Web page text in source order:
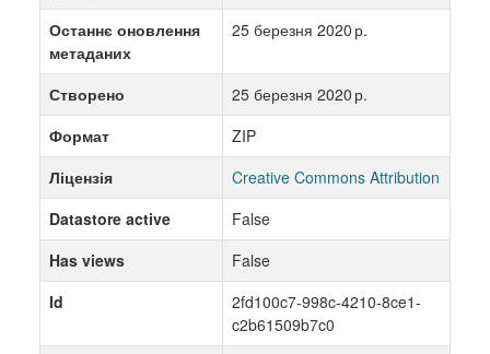
Останнє оновлення
метаданих
25 березня 2020 р.
Створено
25 березня 2020 р.
Формат
ZIP
Ліцензія
Creative Commons Attribution
Datastore active
False
Has views
False
Id
2fd100c7-998c-4210-8ce1-
c2b61509b7c0